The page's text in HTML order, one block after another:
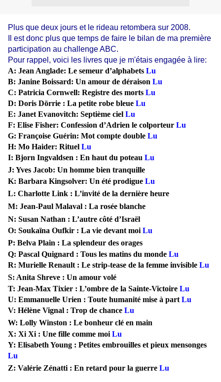
Plus que deux jours et le rideau retombera sur 2008.
Il est donc plus que temps de faire le bilan de ma première
participation au challenge ABC.
Pour rappel, voici les livres que je m'étais engagée à lire:
A: Jean Anglade: Le semeur d’alphabets Lu
B: Janine Boissard: Un amour de déraison Lu
C: Patricia Cornwell: Registre des morts Lu
D: Doris Dörrie : La petite robe bleue Lu
E: Janet Evanovitch: Septième ciel Lu
F: Elise Fisher: Confession d’Adrien le colporteur Lu
G: Françoise Guérin: Mot compte double Lu
H: Mo Haider: Rituel Lu
I: Bjorn Ingvaldsen : En haut du poteau Lu
J: Yves Jacob: Un homme bien tranquille
K: Barbara Kingsolver: Un été prodigue Lu
L: Charlotte Link : L’invité de la dernière heure
M: Jean-Paul Malaval : La rosée blanche
N: Susan Nathan : L’autre côté d’Israël
O: Soukaïna Oufkir : La vie devant moi Lu
P: Belva Plain : La splendeur des orages
Q: Pascal Quignard : Tous les matins du monde Lu
R: Murielle Renault : Le strip-tease de la femme invisible Lu
S: Anita Shreve : Un amour volé
T: Jean-Max Tixier : L’ombre de la Sainte-Victoire Lu
U: Emmanuelle Urien : Toute humanité mise à part Lu
V: Hélène Vignal : Trop de chance Lu
W: Lolly Winston : Le bonheur clé en main
X: Xi Xi : Une fille comme moi Lu
Y: Elisabeth Young : Petites embrouilles et pieux mensonges
Lu
Z: Valérie Zénatti : En retard pour la guerre Lu